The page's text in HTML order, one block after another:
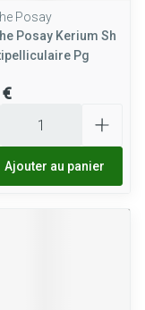
Posay
Posay Kerium Sh
Pg
€
Ajouter au panier